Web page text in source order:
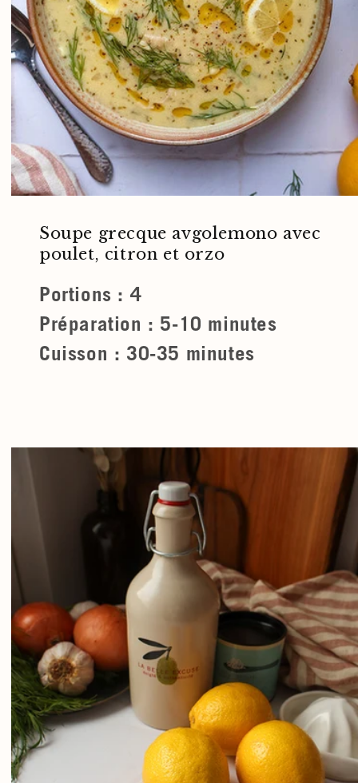
Soupe grecque avgolemono avec
poulet, citron et orzo
Portions : 4
Préparation : 5-10 minutes
Cuisson : 30-35 minutes